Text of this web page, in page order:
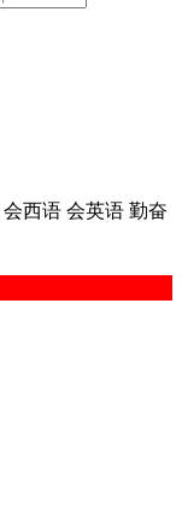
会西语 会英语 勤奋